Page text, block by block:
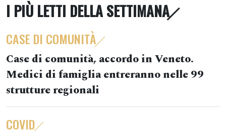
I PIÙ LETTI DELLA SETTIMANA
CASE DI COMUNITÀ
Case di comunità, accordo in Veneto.
Medici di famiglia entreranno nelle 99
strutture regionali
COVID